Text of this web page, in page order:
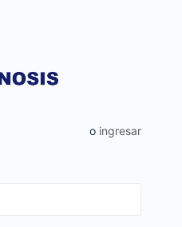
o ingresar